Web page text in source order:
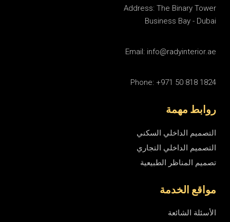
Address: The Binary Tower
Business Bay - Dubai
Email: info@radyinterior.ae
Phone: +971 50 818 1824
روابط مهمة
التصميم الداخلي السكني
التصميم الداخلي التجاري
تصميم المناظر الطبيعية
مواقع الخدمة
الأسئلة الشائعة